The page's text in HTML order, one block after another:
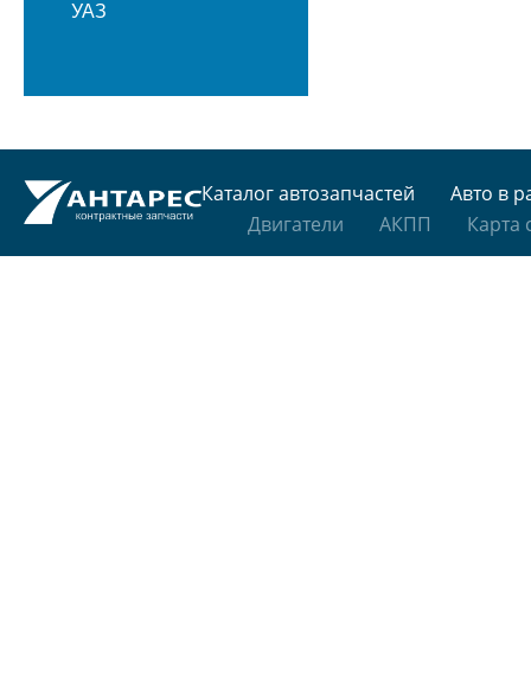
УАЗ
Каталог автозапчастей
Авто в
Двигатели
АКПП Карта